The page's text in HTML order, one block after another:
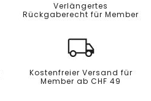
Verlängertes
Rückgaberecht für Member
Kostenfreier Versand für
Member ab CHF 49